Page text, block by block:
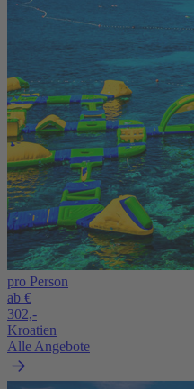
pro Person
ab €
302,-
Kroatien
Alle Angebote